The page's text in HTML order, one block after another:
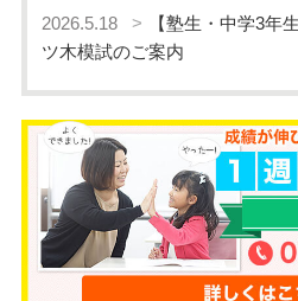
2026.5.18
【塾生・中学3年
ツ木模試のご案内